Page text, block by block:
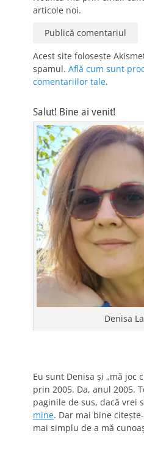
articole noi.
Acest site folosește
spamul. Află cum sunt
comentariilor tale.
Salut! Bine ai venit!
Denisa
Eu sunt Denisa și „mă joc
prin 2005. Da, anul 2005.
paginile de sus, dacă vrei
mine. Dar mai bine
mai simplu de a mă